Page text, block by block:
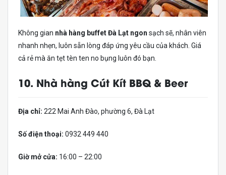
Không gian nhà hàng buffet Đà Lạt ngon sạch sẽ, nhân viên
nhanh nhẹn, luôn sẵn lòng đáp ứng yêu cầu của khách. Giá
cả rẻ mà ăn tẹt tèn ten no bụng luôn đó bạn.
10. Nhà hàng Cút Kít BBQ & Beer
Địa chỉ: 222 Mai Anh Đào, phường 6, Đà Lạt
Số điện thoại: 0932 449 440
Giờ mở cửa: 16:00 – 22:00